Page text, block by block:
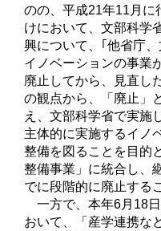
のの、平成21年11月に
けにおいて、文部科学
興について、｢他省庁
イノベーションの事業
廃止してから、見直し
の観点から、「廃止」
え、文部科学省で実施
主体的に実施するイノ
整備を図ることを目的
整備事業」に統合し、
でに段階的に廃止する
一方で、本年6月18
おいて、「産学連携な